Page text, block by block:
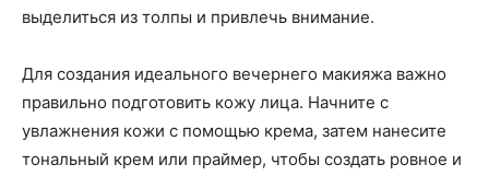
выделиться из толпы и привлечь внимание.
Для создания идеального вечернего макияжа важно
правильно подготовить кожу лица. Начните с
увлажнения кожи с помощью крема, затем нанесите
тональный крем или праймер, чтобы создать ровное и